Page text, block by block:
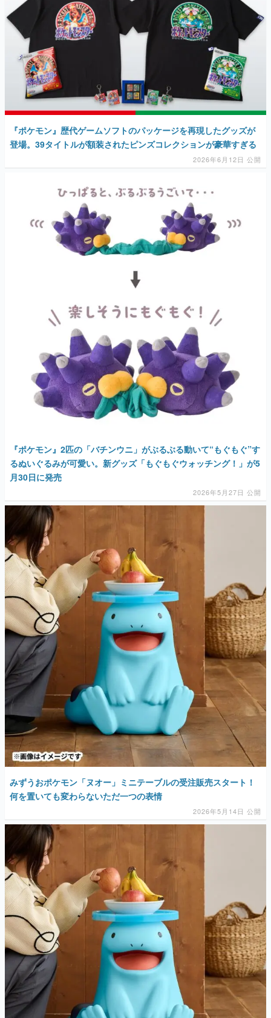
『ポケモン』歴代ゲームソフトのパッケージを再現したグッズが
登場。39タイトルが額装されたピンズコレクションが豪華すぎる
2026年6月12日 公開
『ポケモン』2匹の「バチンウニ」がぶるぶる動いて“もぐもぐ”す
るぬいぐるみが可愛い。新グッズ「もぐもぐウォッチング！」が5
月30日に発売
2026年5月27日 公開
みずうおポケモン「ヌオー」ミニテーブルの受注販売スタート！
何を置いても変わらないただ一つの表情
2026年5月14日 公開